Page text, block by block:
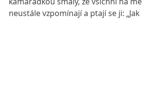
neustále vzpomínají a ptají se ji: „Jak